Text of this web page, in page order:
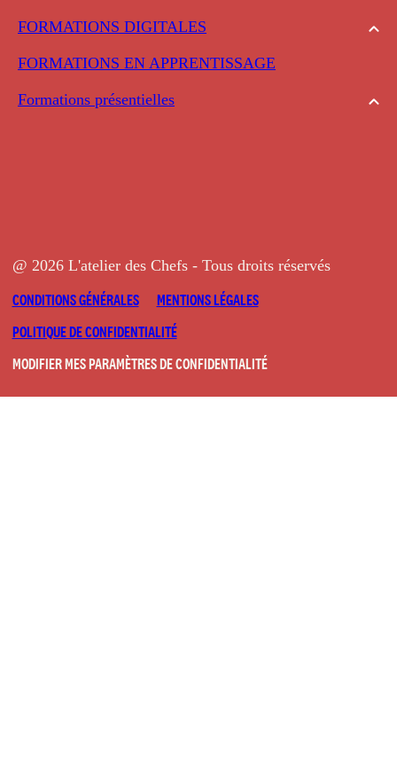
FORMATIONS DIGITALES
FORMATIONS EN APPRENTISSAGE
Formations présentielles
@ 2026 L'atelier des Chefs - Tous droits réservés
CONDITIONS GÉNÉRALES
MENTIONS LÉGALES
POLITIQUE DE CONFIDENTIALITÉ
MODIFIER MES PARAMÈTRES DE CONFIDENTIALITÉ